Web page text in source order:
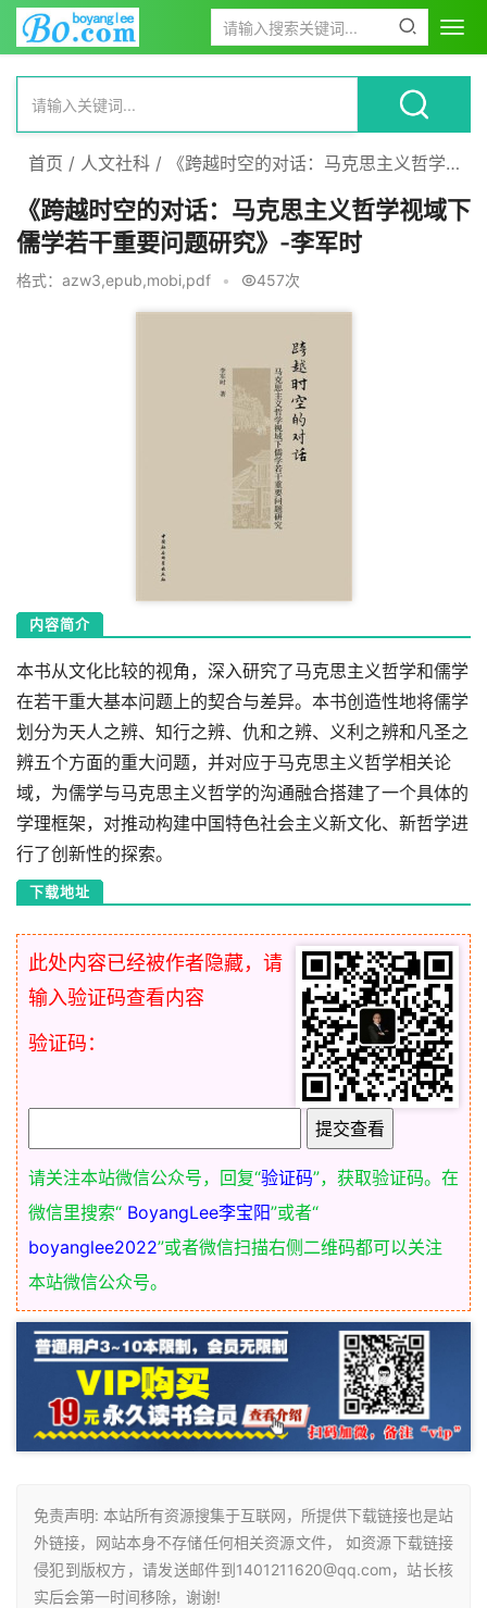
首页 / 人文社科 / 《跨越时空的对话：马克思主义哲学视域下儒学若干重要问题研究》-李军时
《跨越时空的对话：马克思主义哲学视域下
儒学若干重要问题研究》-李军时
格式：azw3,epub,mobi,pdf • 457次
内容简介
本书从文化比较的视角，深入研究了马克思主义哲学和儒学
在若干重大基本问题上的契合与差异。本书创造性地将儒学
划分为天人之辨、知行之辨、仇和之辨、义利之辨和凡圣之
辨五个方面的重大问题，并对应于马克思主义哲学相关论
域，为儒学与马克思主义哲学的沟通融合搭建了一个具体的
学理框架，对推动构建中国特色社会主义新文化、新哲学进
行了创新性的探索。
下载地址
此处内容已经被作者隐藏，请
输入验证码查看内容
验证码：
请关注本站微信公众号，回复“验证码”，获取验证码。在
微信里搜索“ BoyangLee李宝阳”或者“
boyanglee2022”或者微信扫描右侧二维码都可以关注
本站微信公众号。
免责声明: 本站所有资源搜集于互联网，所提供下载链接也是站
外链接，网站本身不存储任何相关资源文件， 如资源下载链接
侵犯到版权方，请发送邮件到1401211620@qq.com，站长核
实后会第一时间移除，谢谢!